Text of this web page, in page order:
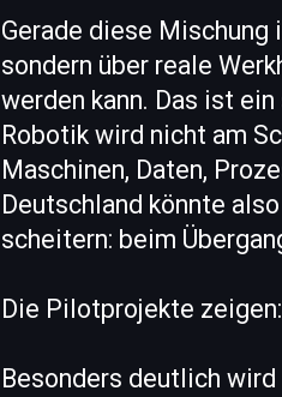
Gerade diese Mischung
sondern über reale
werden kann. Das ist
Robotik wird nicht am
Maschinen, Daten,
Deutschland könnte
scheitern: beim
Die Pilotprojekte
Besonders deutlich